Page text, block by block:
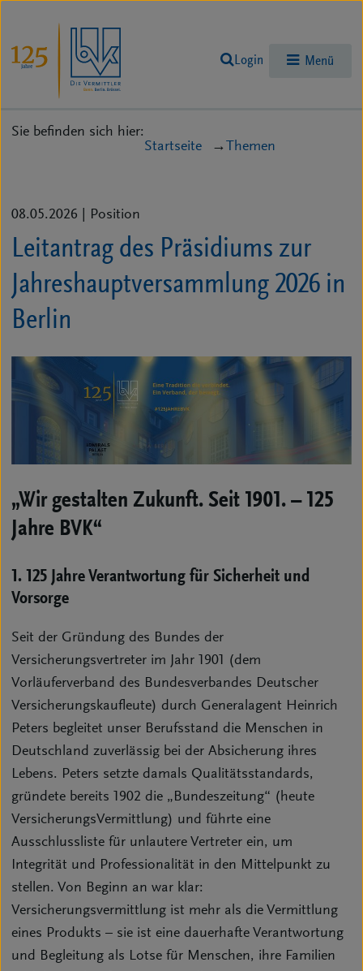
Login Menü
Sie befinden sich hier:
Startseite
Themen
08.05.2026 | Position
Leitantrag des Präsidiums zur
Jahreshauptversammlung 2026 in
Berlin
„Wir gestalten Zukunft. Seit 1901. – 125
Jahre BVK“
1. 125 Jahre Verantwortung für Sicherheit und
Vorsorge
Seit der Gründung des Bundes der
Versicherungsvertreter im Jahr 1901 (dem
Vorläuferverband des Bundesverbandes Deutscher
Versicherungskaufleute) durch Generalagent Heinrich
Peters begleitet unser Berufsstand die Menschen in
Deutschland zuverlässig bei der Absicherung ihres
Lebens. Peters setzte damals Qualitätsstandards,
gründete bereits 1902 die „Bundeszeitung“ (heute
VersicherungsVermittlung) und führte eine
Ausschlussliste für unlautere Vertreter ein, um
Integrität und Professionalität in den Mittelpunkt zu
stellen. Von Beginn an war klar:
Versicherungsvermittlung ist mehr als die Vermittlung
eines Produkts – sie ist eine dauerhafte Verantwortung
und Begleitung als Lotse für Menschen, ihre Familien